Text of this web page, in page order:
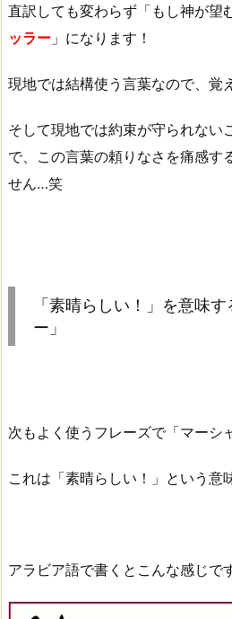
直訳しても変わらず「もし神が望
ッラー 」になります！
現地では結構使う言葉なので、覚
そして現地では約束が守られない
で、この言葉の頼りなさを痛感す
せん…笑
「素晴らしい！」を意味
ー」
次もよく使うフレーズで「マーシ
これは「素晴らしい！」という意
アラビア語で書くとこんな感じで